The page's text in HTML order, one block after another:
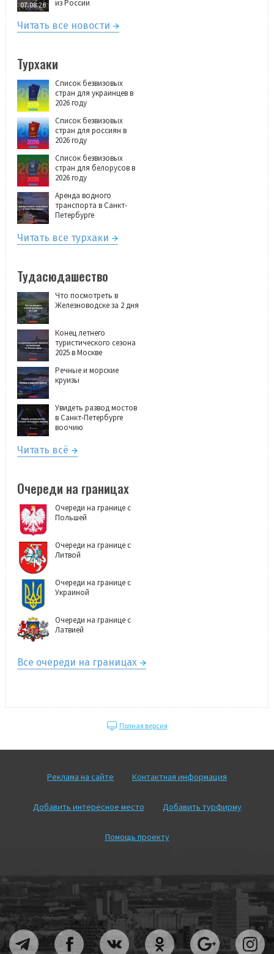
07.08.26
из России
Читать все новости
Турхаки
Список безвизовых
стран для украинцев в
2026 году
Список безвизовых
стран для россиян в
2026 году
Список безвизовых
стран для белорусов в
2026 году
Аренда водного
транспорта в Санкт-
Петербурге
Читать все турхаки
Тудасюдашество
Что посмотреть в
Железноводске за 2 дня
Конец летнего
туристического сезона
2025 в Москве
Речные и морские
круизы
Увидеть развод мостов
в Санкт-Петербурге
воочию
Читать всё
Очереди на границах
Очереди на границе с
Польшей
Очереди на границе с
Литвой
Очереди на границе с
Украиной
Очереди на границе с
Латвией
Все очереди на границах
Полная версия
Реклама на сайте Контактная информация
Добавить интересное место Добавить турфирму
Помощь проекту